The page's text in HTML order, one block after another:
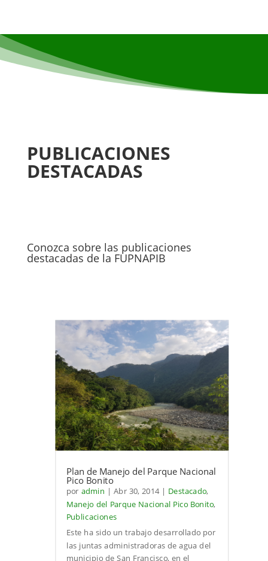
PUBLICACIONES
DESTACADAS
Conozca sobre las publicaciones
destacadas de la FUPNAPIB
Plan de Manejo del Parque Nacional
Pico Bonito
por admin | Abr 30, 2014| Destacado,
Manejo del Parque Nacional Pico Bonito,
Publicaciones
Este ha sido un trabajo desarrollado por
las juntas administradoras de agua del
municipio de San Francisco, en el